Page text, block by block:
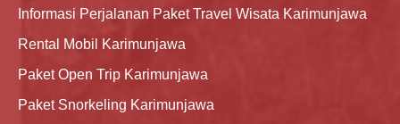
Informasi Perjalanan Paket Travel Wisata Karimunjawa
Rental Mobil Karimunjawa
Paket Open Trip Karimunjawa
Paket Snorkeling Karimunjawa